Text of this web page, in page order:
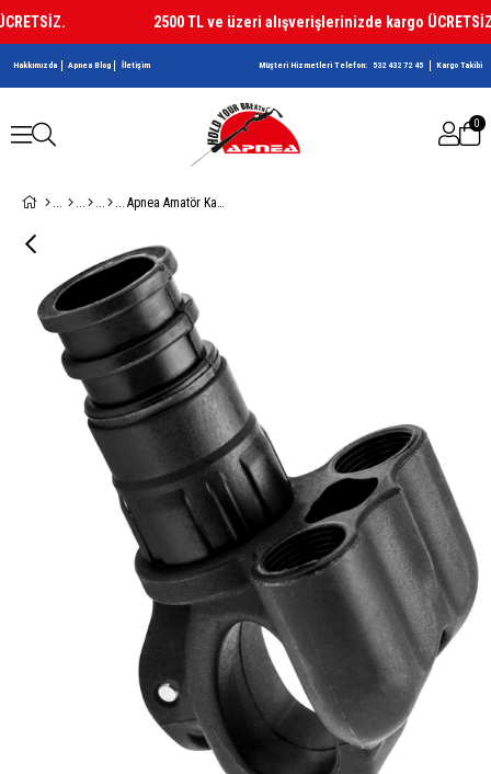
2500 TL ve üzeri alışverişlerinizde kargo ÜCRETSİZ.
Hakkımızda Apnea Blog İletişim Müşteri Hizmetleri Telefon: 532 432 72 45 Kargo Takibi
0
Apnea Amatör Kafa